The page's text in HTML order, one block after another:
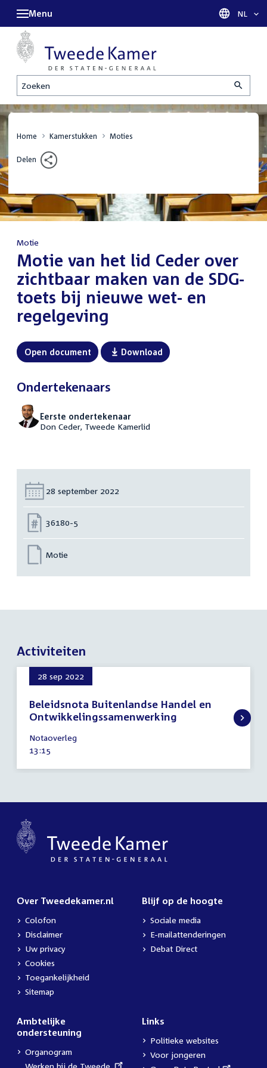
Zoeken
Menu Taal
NL
Home Kamerstukken Moties
Delen
Motie
:Motie van het lid Ceder over
zichtbaar maken van de SDG-
toets bij nieuwe wet- en
regelgeving
Open document Download
Ondertekenaars
Eerste ondertekenaar
Don Ceder, Tweede Kamerlid
Datum:
28 september 2022
Nummer:
36180-5
Motie
Activiteiten
28 sep 2022
Beleidsnota Buitenlandse Handel en
Ontwikkelingssamenwerking
september
2022
Notaoverleg
Tijd
13:15
Over Tweedekamer.nl
Colofon
Disclaimer
Uw privacy
Cookies
Toegankelijkheid
Sitemap
Blijf op de hoogte
Sociale media
E-mailattenderingen
Debat Direct
Ambtelijke
ondersteuning
Organogram
External
Werken bij de Tweede
Links
Politieke websites
Voor jongeren